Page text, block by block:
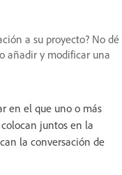
a su proyecto? No dé
añadir y modificar una
en el que uno o más
juntos en la
la conversación de